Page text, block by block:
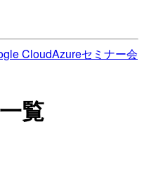
CloudAzureセミナー会
覧